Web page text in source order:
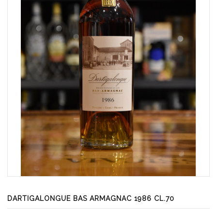
DARTIGALONGUE BAS ARMAGNAC 1986 CL.70